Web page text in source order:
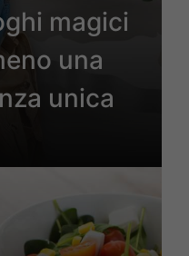
magici
una
unica